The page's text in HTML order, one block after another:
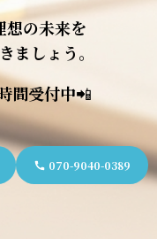
想の未来を
ましょう。
間受付中📲
070-9040-0389